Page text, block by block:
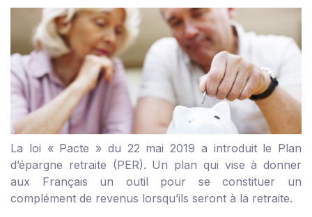
La loi « Pacte » du 22 mai 2019 a introduit le Plan
d’épargne retraite (PER). Un plan qui vise à donner
aux Français un outil pour se constituer un
complément de revenus lorsqu’ils seront à la retraite.